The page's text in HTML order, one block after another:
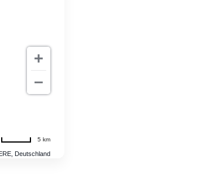
Deutschland
5 km